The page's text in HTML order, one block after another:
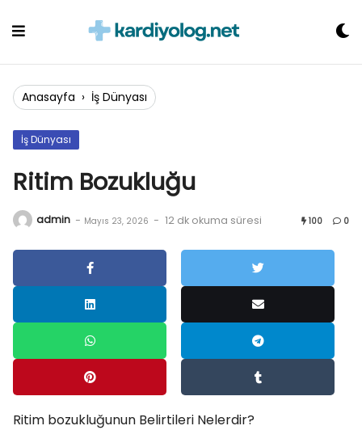
Anasayfa › İş Dünyası
İş Dünyası
Ritim Bozukluğu
admin - Mayıs 23, 2026 - 12 dk okuma süresi 100 0
Ritim bozukluğunun Belirtileri Nelerdir?